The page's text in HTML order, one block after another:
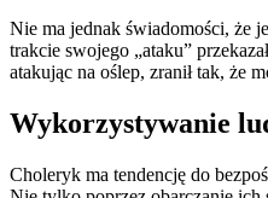
Nie ma jednak świadomości, że
trakcie swojego „ataku”
atakując na oślep, zranił tak, że
Wykorzystywanie
Choleryk ma tendencję do